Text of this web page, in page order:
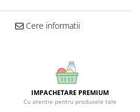
Cere informatii
IMPACHETARE PREMIUM
Cu atentie pentru produsele tale